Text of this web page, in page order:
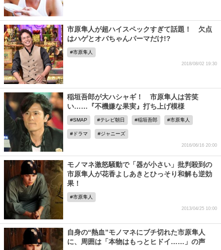
市原隼人が超ハイスペックすぎて話題！ 欠点
はハゲとオバちゃんパーマだけ!?
市原隼人
2018/08/02 19:30
稲垣吾郎が大ハシャギ！ 市原隼人は苦笑
い……『不機嫌な果実』打ち上げ模様
SMAP テレビ朝日 稲垣吾郎 市原隼人
ドラマ ジャニーズ
2016/06/16 20:00
モノマネ激怒騒動で「器が小さい」批判殺到の
市原隼人が花香よしあきとひっそり和解も逆効
果！
市原隼人
2013/04/25 10:00
自身の“熱血”モノマネにブチ切れた市原隼人
に、周囲は「本物はもっとヒドイ……」の声